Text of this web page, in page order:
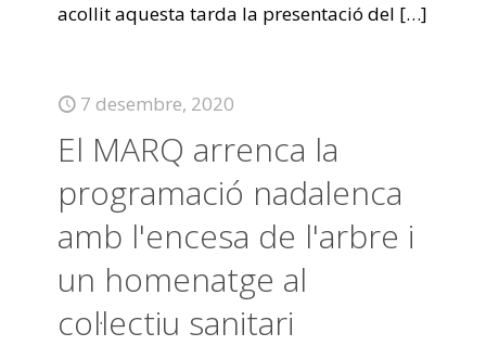
acollit aquesta tarda la presentació del […]
7 desembre, 2020
El MARQ arrenca la
programació nadalenca
amb l'encesa de l'arbre i
un homenatge al
col·lectiu sanitari